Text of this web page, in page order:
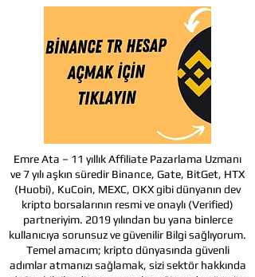
Emre Ata – 11 yıllık Affiliate Pazarlama Uzmanı
ve 7 yılı aşkın süredir Binance, Gate, BitGet, HTX
(Huobi), KuCoin, MEXC, OKX gibi dünyanın dev
kripto borsalarının resmi ve onaylı (Verified)
partneriyim. 2019 yılından bu yana binlerce
kullanıcıya sorunsuz ve güvenilir Bilgi sağlıyorum.
Temel amacım; kripto dünyasında güvenli
adımlar atmanızı sağlamak, sizi sektör hakkında